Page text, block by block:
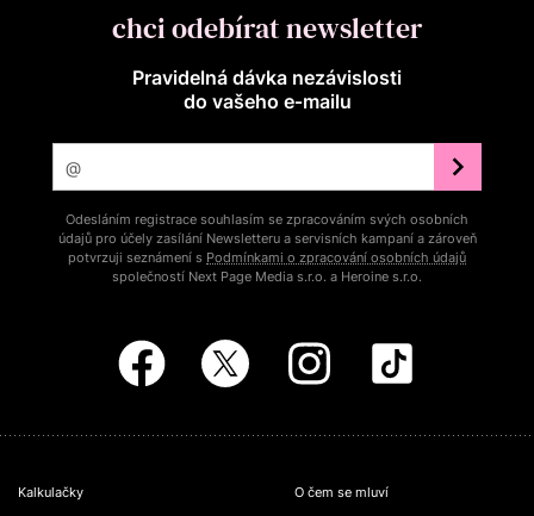
chci odebírat newsletter
Pravidelná dávka nezávislosti
do vašeho e‑mailu
Odesláním registrace souhlasím se zpracováním svých osobních
údajů pro účely zasílání Newsletteru a servisních kampaní a zároveň
potvrzuji seznámení s Podmínkami o zpracování osobních údajů
společností Next Page Media s.r.o. a Heroine s.r.o.
Kalkulačky
O čem se mluví